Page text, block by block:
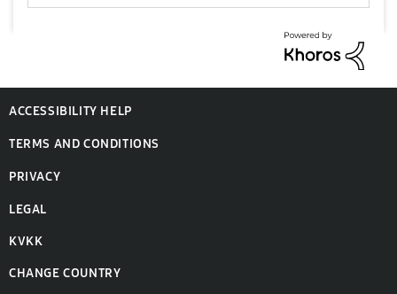
ACCESSIBILITY HELP
TERMS AND CONDITIONS
PRIVACY
LEGAL
KVKK
CHANGE COUNTRY